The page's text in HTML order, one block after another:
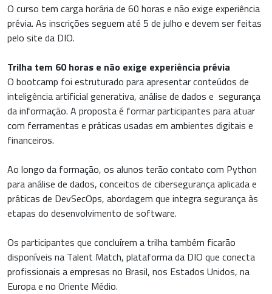
O curso tem carga horária de 60 horas e não exige experiência
prévia. As inscrições seguem até 5 de julho e devem ser feitas
pelo site da DIO.
Trilha tem 60 horas e não exige experiência prévia
O bootcamp foi estruturado para apresentar conteúdos de
inteligência artificial generativa, análise de dados e segurança
da informação. A proposta é formar participantes para atuar
com ferramentas e práticas usadas em ambientes digitais e
financeiros.
Ao longo da formação, os alunos terão contato com Python
para análise de dados, conceitos de cibersegurança aplicada e
práticas de DevSecOps, abordagem que integra segurança às
etapas do desenvolvimento de software.
Os participantes que concluírem a trilha também ficarão
disponíveis na Talent Match, plataforma da DIO que conecta
profissionais a empresas no Brasil, nos Estados Unidos, na
Europa e no Oriente Médio.